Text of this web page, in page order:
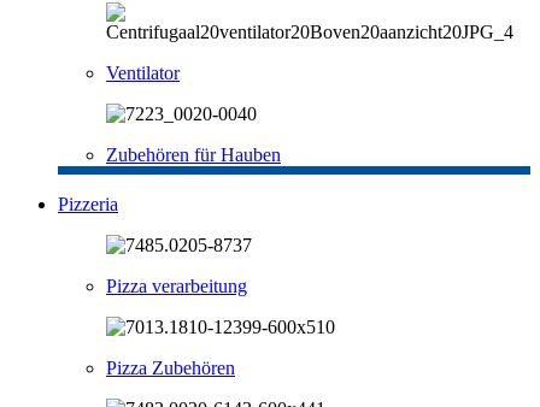
Ventilator
Zubehören für Hauben
Pizzeria
Pizza verarbeitung
Pizza Zubehören